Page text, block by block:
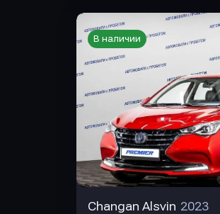
Changan Alsvin 2023
В наличии